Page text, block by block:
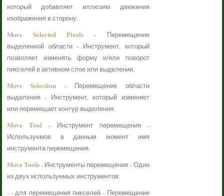
который добавляет иллюзию движения
изображения в сторону.
Move Selected Pixels - Перемещение
выделенной области - Инструмент, который
позволяет изменять форму и/или поворот
пикселей в активном слое или выделении.
Move Selection - Перемещение области
выделения - Инструмент, который изменяет
или перемещает контур выделения.
Move Tool - Инструмент перемещения -
Используемое в данным момент имя
инструмента перемещения.
Move Tools- Инструменты перемещения - Один
из двух используемых инструментов:
- - для перемещения пикселей - Перемещение